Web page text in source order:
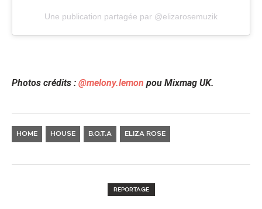
Une publication partagée par @elizarosemuzik
Photos crédits : @melony.lemon pou Mixmag UK.
HOME HOUSE B.O.T.A ELIZA ROSE
REPORTAGE